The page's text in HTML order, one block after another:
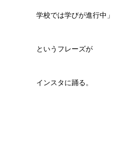
学校では学びが進行中」
というフレーズが
インスタに踊る。